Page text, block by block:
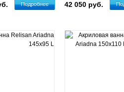
Подробнее 42 050 руб.